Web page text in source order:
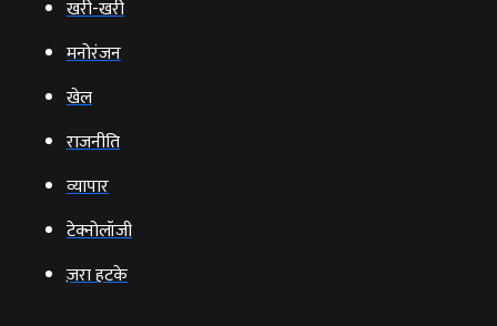
खरी-खरी
मनोरंजन
खेल
राजनीति
व्‍यापार
टेक्‍नोलॉजी
ज़रा हटके